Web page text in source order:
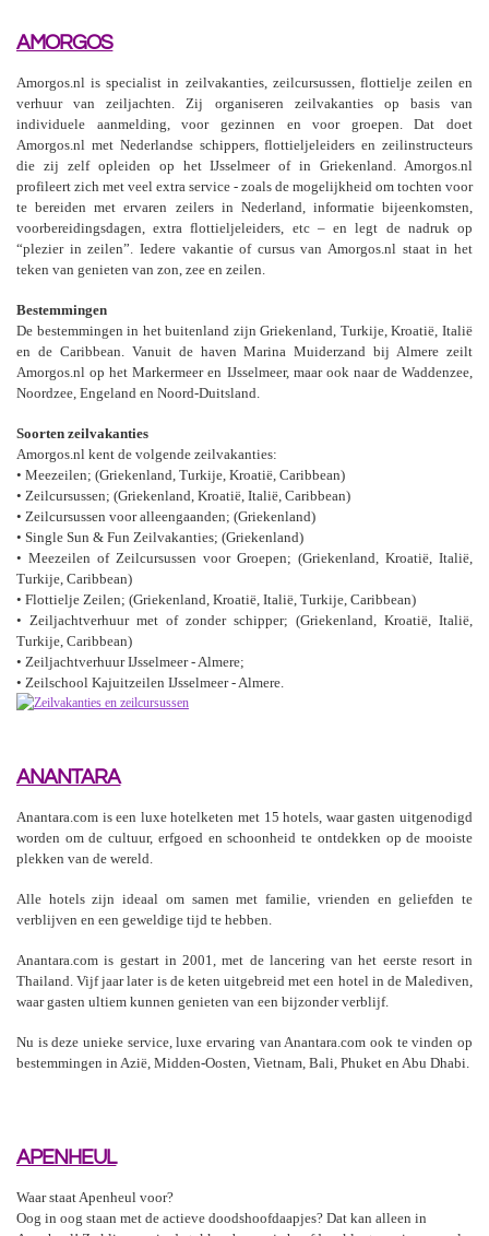
AMORGOS
Amorgos.nl is specialist in zeilvakanties, zeilcursussen, flottielje zeilen en
verhuur van zeiljachten. Zij organiseren zeilvakanties op basis van
individuele aanmelding, voor gezinnen en voor groepen. Dat doet
Amorgos.nl met Nederlandse schippers, flottieljeleiders en zeilinstructeurs
die zij zelf opleiden op het IJsselmeer of in Griekenland. Amorgos.nl
profileert zich met veel extra service - zoals de mogelijkheid om tochten voor
te bereiden met ervaren zeilers in Nederland, informatie bijeenkomsten,
voorbereidingsdagen, extra flottieljeleiders, etc – en legt de nadruk op
“plezier in zeilen”. Iedere vakantie of cursus van Amorgos.nl staat in het
teken van genieten van zon, zee en zeilen.
Bestemmingen
De bestemmingen in het buitenland zijn Griekenland, Turkije, Kroatië, Italië
en de Caribbean. Vanuit de haven Marina Muiderzand bij Almere zeilt
Amorgos.nl op het Markermeer en IJsselmeer, maar ook naar de Waddenzee,
Noordzee, Engeland en Noord-Duitsland.
Soorten zeilvakanties
Amorgos.nl kent de volgende zeilvakanties:
• Meezeilen; (Griekenland, Turkije, Kroatië, Caribbean)
• Zeilcursussen; (Griekenland, Kroatië, Italië, Caribbean)
• Zeilcursussen voor alleengaanden; (Griekenland)
• Single Sun & Fun Zeilvakanties; (Griekenland)
• Meezeilen of Zeilcursussen voor Groepen; (Griekenland, Kroatië, Italië,
Turkije, Caribbean)
• Flottielje Zeilen; (Griekenland, Kroatië, Italië, Turkije, Caribbean)
• Zeiljachtverhuur met of zonder schipper; (Griekenland, Kroatië, Italië,
Turkije, Caribbean)
• Zeiljachtverhuur IJsselmeer - Almere;
• Zeilschool Kajuitzeilen IJsselmeer - Almere.
ANANTARA
Anantara.com is een luxe hotelketen met 15 hotels, waar gasten uitgenodigd
worden om de cultuur, erfgoed en schoonheid te ontdekken op de mooiste
plekken van de wereld.
Alle hotels zijn ideaal om samen met familie, vrienden en geliefden te
verblijven en een geweldige tijd te hebben.
Anantara.com is gestart in 2001, met de lancering van het eerste resort in
Thailand. Vijf jaar later is de keten uitgebreid met een hotel in de Malediven,
waar gasten ultiem kunnen genieten van een bijzonder verblijf.
Nu is deze unieke service, luxe ervaring van Anantara.com ook te vinden op
bestemmingen in Azië, Midden-Oosten, Vietnam, Bali, Phuket en Abu Dhabi.
APENHEUL
Waar staat Apenheul voor?
Oog in oog staan met de actieve doodshoofdaapjes? Dat kan alleen in